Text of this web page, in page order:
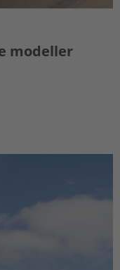
modeller